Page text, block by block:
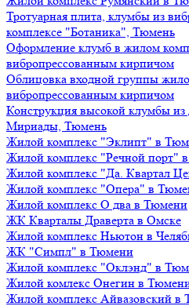
Тротуарная плита, клумбы из
комплексе "Ботаника", Тюмень
Оформление клумб в жилом
вибропрессованным кирпичом
Облицовка входной группы
вибропрессованным кирпичом
Конструкция высокой клумбы
Мириады, Тюмень
Жилой комплекс "Эклипт" в
Жилой комплекс "Речной порт"
Жилой комплекс "Да. Квартал
Жилой комплекс "Опера" в
Жилой комплекс О два в Тюмени
ЖК Кварталы Драверта в Омске
Жилой комплекс Ньютон в
ЖК "Симпл" в Тюмени
Жилой комплекс "Оклэнд" в
Жилой комлекс Онегин в
Жилой комплекс Айвазовский в